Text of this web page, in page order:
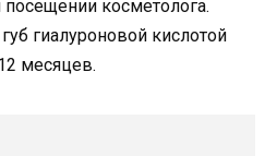
косметолога.
гиалуроновой кислотой
месяцев.